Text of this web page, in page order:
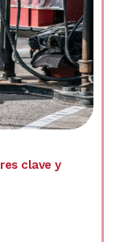
clave y